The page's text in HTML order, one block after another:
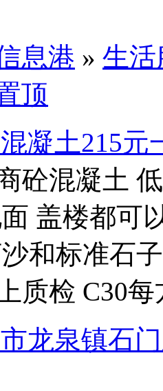
息港 » 生活
顶
凝土215元
砼混凝土
盖楼都可
和标准石
质检 C30每
龙泉镇石